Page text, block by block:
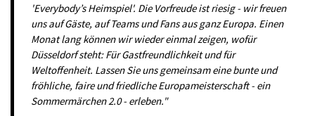
'Everybody’s Heimspiel'. Die Vorfreude ist riesig - wir freuen
uns auf Gäste, auf Teams und Fans aus ganz Europa. Einen
Monat lang können wir wieder einmal zeigen, wofür
Düsseldorf steht: Für Gastfreundlichkeit und für
Weltoffenheit. Lassen Sie uns gemeinsam eine bunte und
fröhliche, faire und friedliche Europameisterschaft - ein
Sommermärchen 2.0 - erleben."